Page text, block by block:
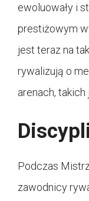
ewoluowały i
prestiżowym
jest teraz na
rywalizują o
arenach, takich
Podczas
zawodnicy